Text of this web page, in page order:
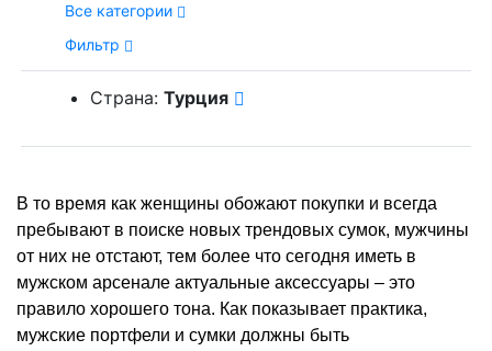
Все категории
Фильтр
Страна: Турция
В то время как женщины обожают покупки и всегда
пребывают в поиске новых трендовых сумок, мужчины
от них не отстают, тем более что сегодня иметь в
мужском арсенале актуальные аксессуары – это
правило хорошего тона. Как показывает практика,
мужские портфели и сумки должны быть